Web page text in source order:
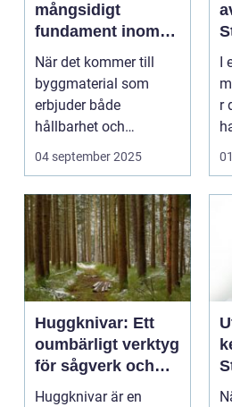
mångsidigt
fundament inom
byggindustrin
När det kommer till
byggmaterial som
erbjuder både
hållbarhet och
flexibilitet, st&...
04 september 2025
I
r
Huggknivar: Ett
oumbärligt verktyg
för sågverk och
flisanläggningar
Huggknivar är en